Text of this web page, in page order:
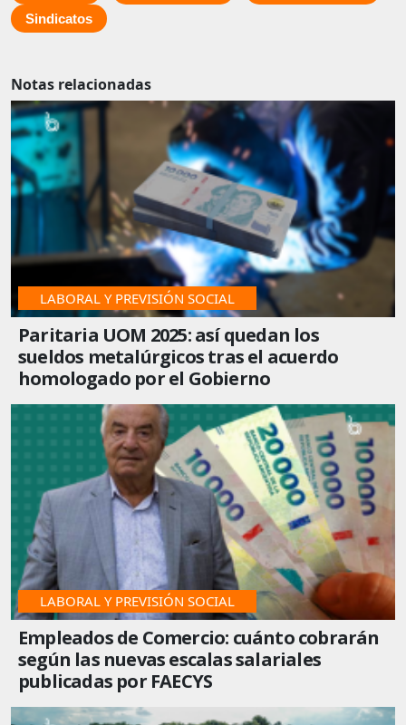
Sindicatos
Notas relacionadas
LABORAL Y PREVISIÓN SOCIAL
Paritaria UOM 2025: así quedan los
sueldos metalúrgicos tras el acuerdo
homologado por el Gobierno
LABORAL Y PREVISIÓN SOCIAL
Empleados de Comercio: cuánto cobrarán
según las nuevas escalas salariales
publicadas por FAECYS